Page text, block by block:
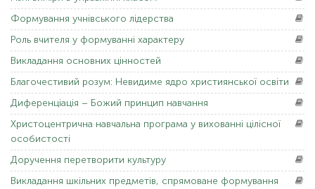
Формування учнівського лідерства
Роль вчителя у формуванні характеру
Викладання основних цінностей
Благочестивий розум: Невидиме ядро ​​християнської освіти
Диференціація – Божий принцип навчання
Христоцентрична навчальна програма у вихованні цілісної
особистості
Доручення перетворити культуру
Викладання шкільних предметів, спрямоване формування